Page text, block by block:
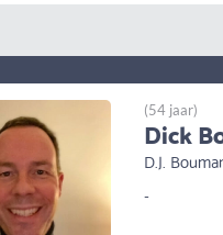
(54 jaar)
Dick
D.J.
-